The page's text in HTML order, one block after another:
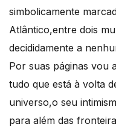
simbolicamente
Atlântico,entre dois
decididamente a
Por suas páginas vou
tudo que está à volta
universo,o seu
para além das